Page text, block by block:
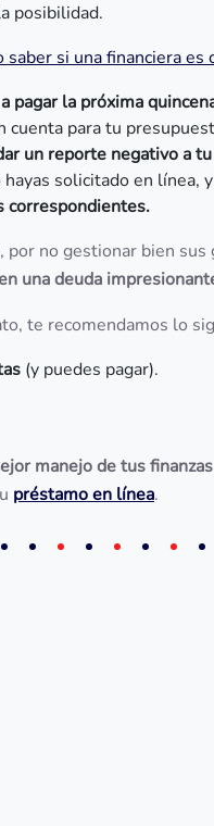
posibilidad.
saber si una financiera es
pagar la próxima
cuenta para tu
un reporte negativo a
solicitado en línea, y
correspondientes.
no gestionar bien
una deuda
te recomendamos lo
(y puedes pagar).
manejo de tus
préstamo en línea.